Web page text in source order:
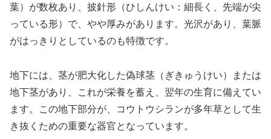
葉）が数枚あり、披針形（ひしんけい：細長く、先端が尖
っている形）で、やや厚みがあります。光沢があり、葉脈
がはっきりとしているのも特徴です。
地下には、茎が肥大化した偽球茎（ぎきゅうけい）または
地下茎があり、これが栄養を蓄え、翌年の生育に備えてい
ます。この地下部分が、コウトウシランが多年草として生
き抜くための重要な器官となっています。